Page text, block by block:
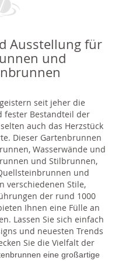
Ausstellung für
und
seit jeher die
fester Bestandteil der
auch das Herzstück
Dieser Gartenbrunnen
Wasserwände und
und Stilbrunnen,
und
verschiedenen Stile,
der rund 1000
Ihnen eine Fülle an
Lassen Sie sich einfach
und neuesten Trends
Sie die Vielfalt der
eine großartige